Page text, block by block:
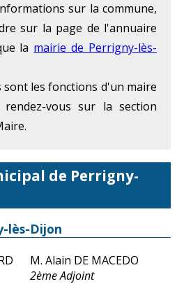
sur la commune,
sur la page de l'annuaire
la mairie de Perrigny-lès-
sont les fonctions d'un maire
vous sur la section
de Perrigny-
lès-Dijon
M. Alain DE MACEDO
2ème Adjoint